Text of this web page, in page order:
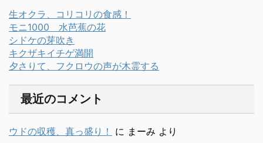
生オクラ、コリコリの食感！
モニ1000 水芭蕉の花
シドケの芽吹き
キクザキイチゲ満開
夕さりて、フクロウの声が木霊する
最近のコメント
ウドの収穫、真っ盛り！ に まーみ より